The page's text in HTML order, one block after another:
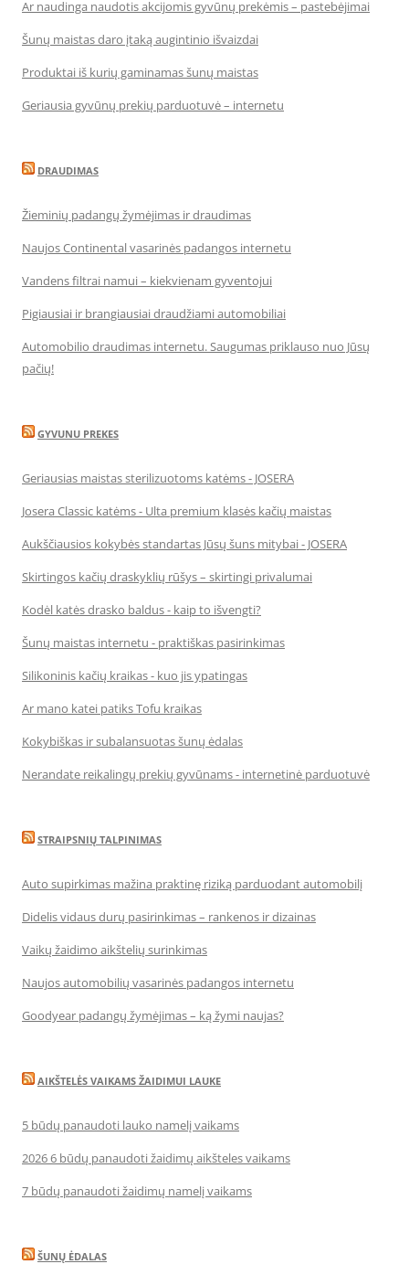
Ar naudinga naudotis akcijomis gyvūnų prekėmis – pastebėjimai
Šunų maistas daro įtaką augintinio išvaizdai
Produktai iš kurių gaminamas šunų maistas
Geriausia gyvūnų prekių parduotuvė – internetu
DRAUDIMAS
Žieminių padangų žymėjimas ir draudimas
Naujos Continental vasarinės padangos internetu
Vandens filtrai namui – kiekvienam gyventojui
Pigiausiai ir brangiausiai draudžiami automobiliai
Automobilio draudimas internetu. Saugumas priklauso nuo Jūsų
pačių!
GYVUNU PREKES
Geriausias maistas sterilizuotoms katėms - JOSERA
Josera Classic katėms - Ulta premium klasės kačių maistas
Aukščiausios kokybės standartas Jūsų šuns mitybai - JOSERA
Skirtingos kačių draskyklių rūšys – skirtingi privalumai
Kodėl katės drasko baldus - kaip to išvengti?
Šunų maistas internetu - praktiškas pasirinkimas
Silikoninis kačių kraikas - kuo jis ypatingas
Ar mano katei patiks Tofu kraikas
Kokybiškas ir subalansuotas šunų ėdalas
Nerandate reikalingų prekių gyvūnams - internetinė parduotuvė
STRAIPSNIŲ TALPINIMAS
Auto supirkimas mažina praktinę riziką parduodant automobilį
Didelis vidaus durų pasirinkimas – rankenos ir dizainas
Vaikų žaidimo aikštelių surinkimas
Naujos automobilių vasarinės padangos internetu
Goodyear padangų žymėjimas – ką žymi naujas?
AIKŠTELĖS VAIKAMS ŽAIDIMUI LAUKE
5 būdų panaudoti lauko namelį vaikams
2026 6 būdų panaudoti žaidimų aikšteles vaikams
7 būdų panaudoti žaidimų namelį vaikams
ŠUNŲ ĖDALAS